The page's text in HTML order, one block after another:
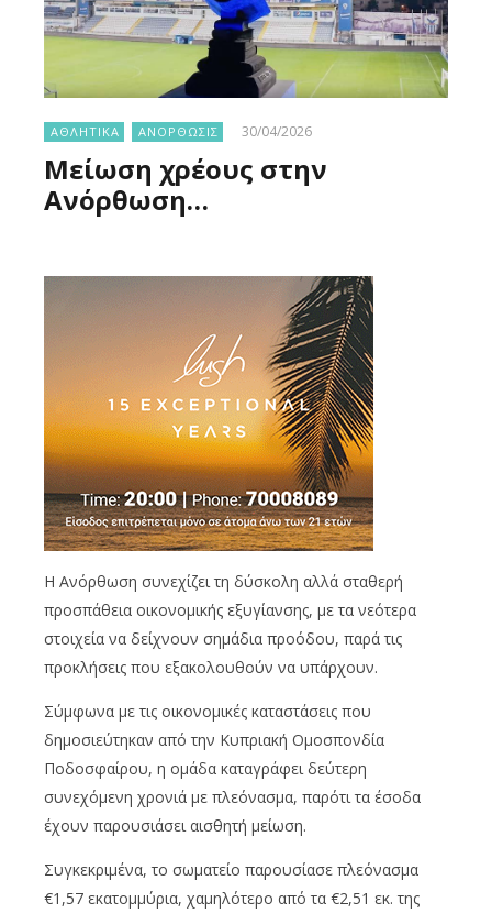
ΑΘΛΗΤΙΚΑ ΑΝΟΡΘΩΣΙΣ 30/04/2026
Μείωση χρέους στην
Ανόρθωση…
Η Ανόρθωση συνεχίζει τη δύσκολη αλλά σταθερή
προσπάθεια οικονομικής εξυγίανσης, με τα νεότερα
στοιχεία να δείχνουν σημάδια προόδου, παρά τις
προκλήσεις που εξακολουθούν να υπάρχουν.
Σύμφωνα με τις οικονομικές καταστάσεις που
δημοσιεύτηκαν από την Κυπριακή Ομοσπονδία
Ποδοσφαίρου, η ομάδα καταγράφει δεύτερη
συνεχόμενη χρονιά με πλεόνασμα, παρότι τα έσοδα
έχουν παρουσιάσει αισθητή μείωση.
Συγκεκριμένα, το σωματείο παρουσίασε πλεόνασμα
€1,57 εκατομμύρια, χαμηλότερο από τα €2,51 εκ. της